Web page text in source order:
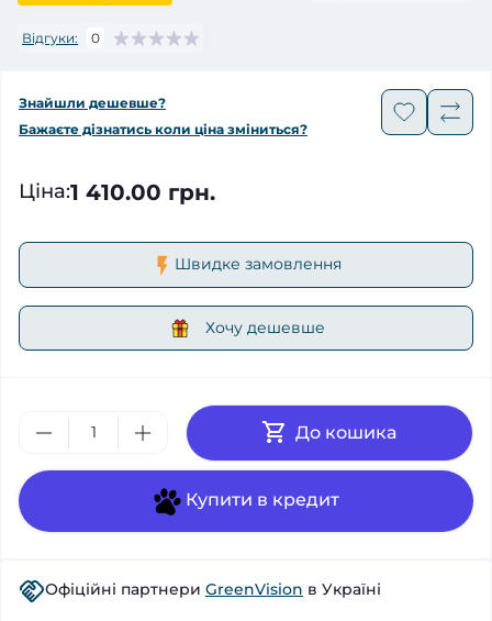
Відгуки: 0
Знайшли дешевше?
Бажаєте дізнатись коли ціна зміниться?
Ціна:1 410.00 грн.
Швидке замовлення
Хочу дешевше
До кошика
Купити в кредит
Офіційні партнери GreenVision в Україні